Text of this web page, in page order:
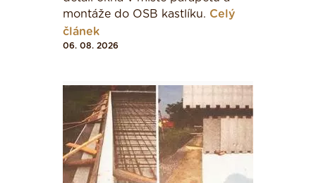
montáže do OSB kastlíku. Celý
článek
06. 08. 2026